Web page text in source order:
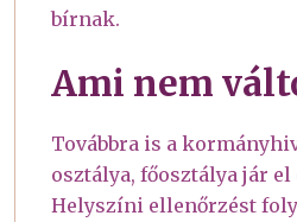
bírnak.
Ami nem
Továbbra is a
osztálya, főosztálya jár
Helyszíni ellenőrzést